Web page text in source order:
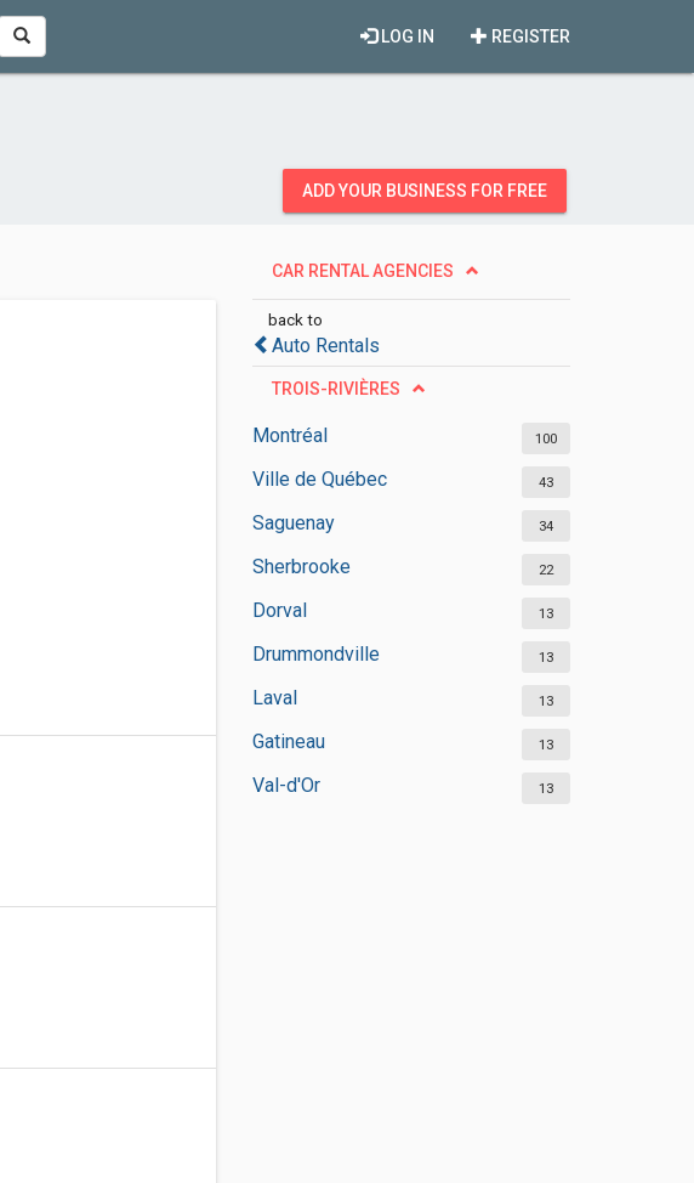
REGISTER
LOG IN
ADD YOUR BUSINESS FOR FREE
CAR RENTAL AGENCIES
back to
Auto Rentals
TROIS-RIVIÈRES
Montréal 100
Ville de Québec 43
Saguenay 34
Sherbrooke 22
Dorval 13
Drummondville 13
Laval 13
Gatineau 13
Val-d'Or 13